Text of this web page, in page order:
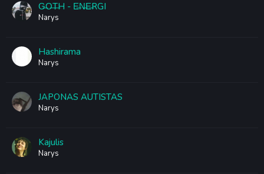
G̶O̶T̶H - E̶N̶E̶RGI
Narys
Hashirama
Narys
JAPONAS AUTISTAS
Narys
Kajulis
Narys